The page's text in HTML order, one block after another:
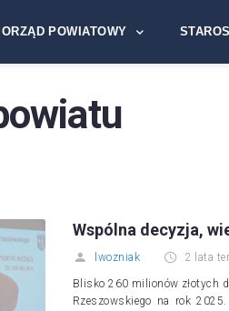
POWIATOWY
Wspólna decyzja,
lwozniak 2 lata
Blisko 260 milionów złotych
Rzeszowskiego na rok